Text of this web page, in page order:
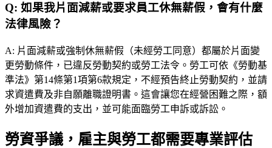
Q: 如果我片面減薪或要求員工休無薪假，會有什麼
法律風險？
A: 片面減薪或強制休無薪假（未經勞工同意）都屬於片面變
更勞動條件，已違反勞動契約或勞工法令。勞工可依《勞動基
準法》第14條第1項第6款規定，不經預告終止勞動契約，並請
求資遣費及非自願離職證明書。這會讓您在經營困難之際，額
外增加資遣費的支出，並可能面臨勞工申訴或訴訟。
勞資爭議，雇主與勞工都需要專業評估